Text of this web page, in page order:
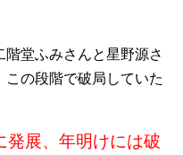
堂ふみさんと星野源さ
の段階で破局していた
発展、年明けには破